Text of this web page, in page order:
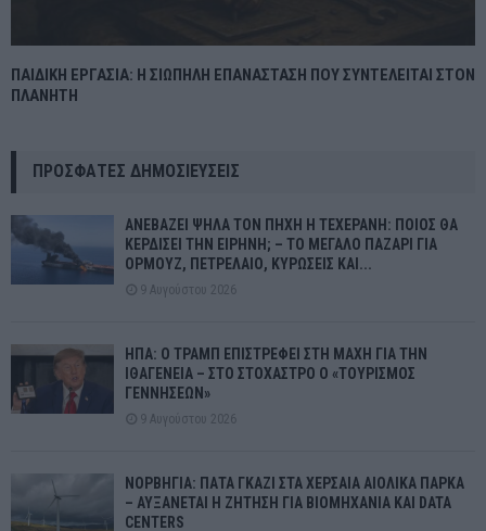
ΠΑΙΔΙΚΗ ΕΡΓΑΣΙΑ: Η ΣΙΩΠΗΛΗ ΕΠΑΝΑΣΤΑΣΗ ΠΟΥ ΣΥΝΤΕΛΕΙΤΑΙ ΣΤΟΝ
ΠΛΑΝΗΤΗ
ΠΡΌΣΦΑΤΕΣ ΔΗΜΟΣΙΕΎΣΕΙΣ
ΑΝΕΒΑΖΕΙ ΨΗΛΑ ΤΟΝ ΠΗΧΗ Η ΤΕΧΕΡΑΝΗ: ΠΟΙΟΣ ΘΑ
ΚΕΡΔΙΣΕΙ ΤΗΝ ΕΙΡΗΝΗ; – ΤΟ ΜΕΓΑΛΟ ΠΑΖΑΡΙ ΓΙΑ
ΟΡΜΟΥΖ, ΠΕΤΡΕΛΑΙΟ, ΚΥΡΩΣΕΙΣ ΚΑΙ...
9 Αυγούστου 2026
ΗΠΑ: Ο ΤΡΑΜΠ ΕΠΙΣΤΡΕΦΕΙ ΣΤΗ ΜΑΧΗ ΓΙΑ ΤΗΝ
ΙΘΑΓΕΝΕΙΑ – ΣΤΟ ΣΤΟΧΑΣΤΡΟ Ο «ΤΟΥΡΙΣΜΟΣ
ΓΕΝΝΗΣΕΩΝ»
9 Αυγούστου 2026
ΝΟΡΒΗΓΙΑ: ΠΑΤΑ ΓΚΑΖΙ ΣΤΑ ΧΕΡΣΑΙΑ ΑΙΟΛΙΚΑ ΠΑΡΚΑ
– ΑΥΞΑΝΕΤΑΙ Η ΖΗΤΗΣΗ ΓΙΑ ΒΙΟΜΗΧΑΝΙΑ ΚΑΙ DATA
CENTERS